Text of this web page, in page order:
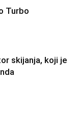
Turbo
skijanja, koji je